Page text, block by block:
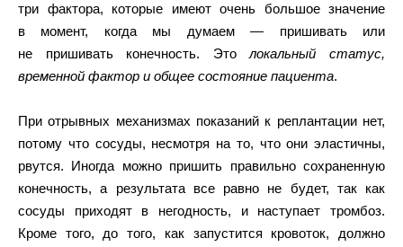
три фактора, которые имеют очень большое значение
в момент, когда мы думаем — пришивать или
не пришивать конечность. Этолокальный статус,
временной фактор и общее состояние пациента.
При отрывных механизмах показаний к реплантации нет,
потому что сосуды, несмотря на то, что они эластичны,
рвутся. Иногда можно пришить правильно сохраненную
конечность, а результата все равно не будет, так как
сосуды приходят в негодность, и наступает тромбоз.
Кроме того, до того, как запустится кровоток, должно